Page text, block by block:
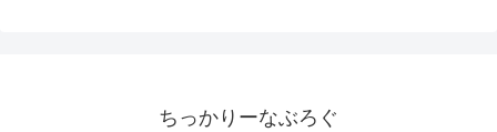
ちっかりーなぶろぐ